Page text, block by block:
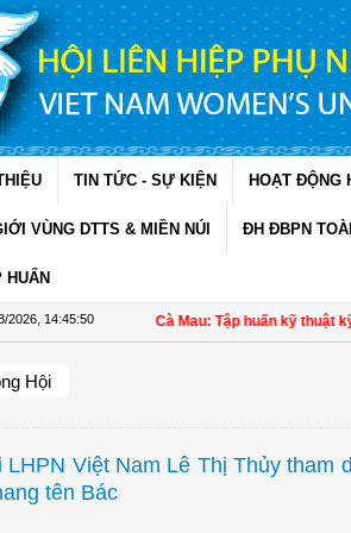
TIN TỨC - SỰ KIỆN HOẠT ĐỘNG
VÙNG DTTS & MIỀN NÚI ĐH ĐBPN
2026 14:45:52
Quới, Cà Mau: Tập huấn kỹ thuật kỹ thuật
Hội
LHPN Việt Nam Lê Thị Thủy tham
tên Bác